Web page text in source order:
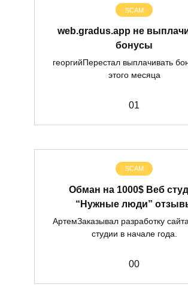
SCAM
web.gradus.app не
бонусы
георгийПерестал выплачивать
этого месяца
01
SCAM
Обман на 1000$ Веб
“Нужные люди”
АртемЗаказывал разработку
студии в начале года.
00